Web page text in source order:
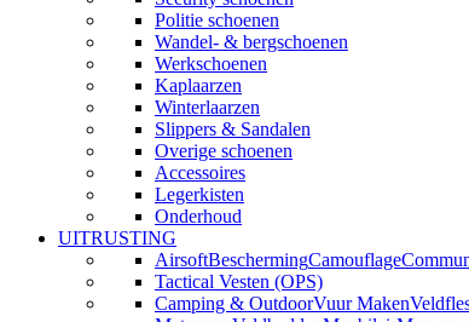
Politie schoenen
Wandel- & bergschoenen
Werkschoenen
Kaplaarzen
Winterlaarzen
Slippers & Sandalen
Overige schoenen
Accessoires
Legerkisten
Onderhoud
UITRUSTING
AirsoftBeschermingCamouflage
Tactical Vesten (OPS)
Camping & OutdoorVuur Maken